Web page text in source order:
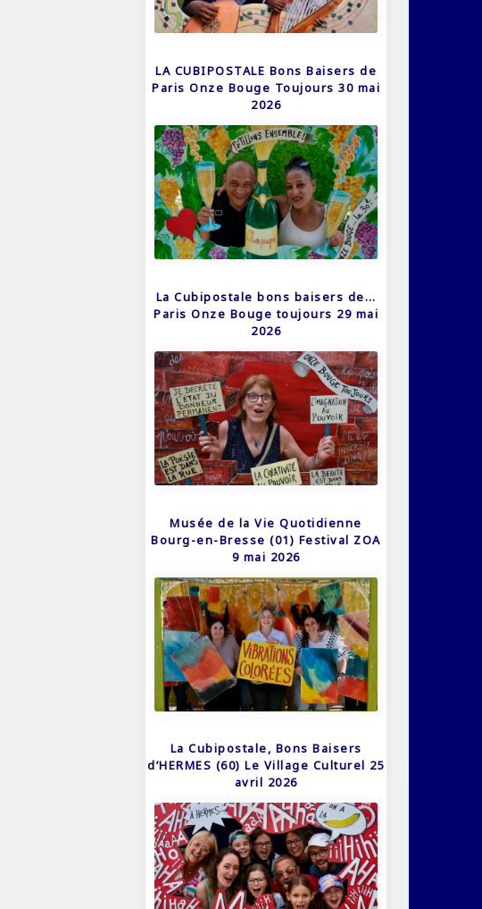
LA CUBIPOSTALE Bons Baisers de
Paris Onze Bouge Toujours 30 mai
2026
La Cubipostale bons baisers de…
Paris Onze Bouge toujours 29 mai
2026
Musée de la Vie Quotidienne
Bourg-en-Bresse (01) Festival ZOA
9 mai 2026
La Cubipostale, Bons Baisers
d’HERMES (60) Le Village Culturel 25
avril 2026